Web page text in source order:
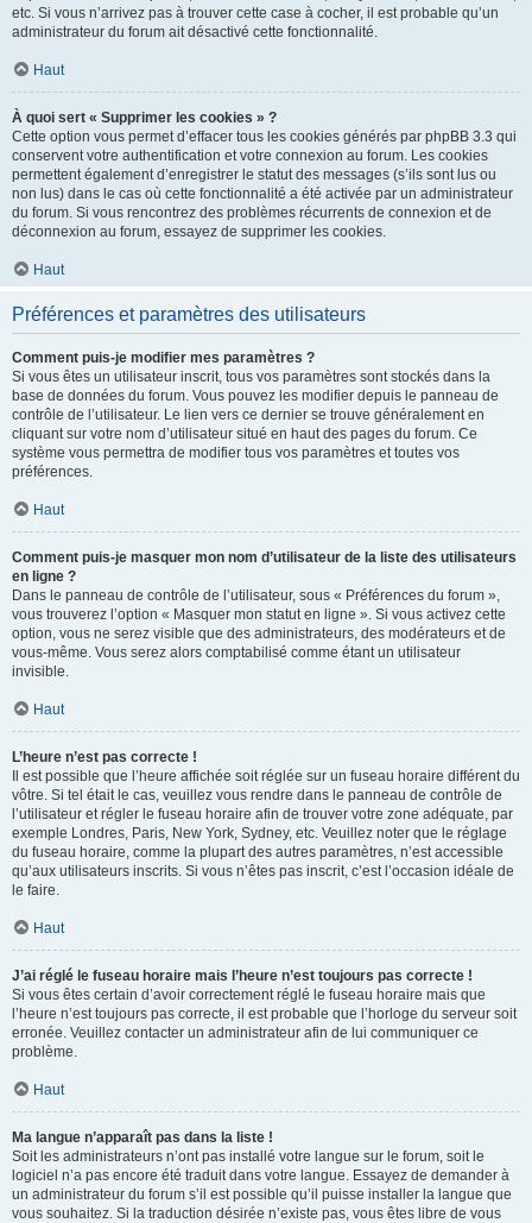
etc. Si vous n’arrivez pas à trouver cette case à cocher, il est probable qu’un
administrateur du forum ait désactivé cette fonctionnalité.
Haut
À quoi sert « Supprimer les cookies » ?
Cette option vous permet d’effacer tous les cookies générés par phpBB 3.3 qui
conservent votre authentification et votre connexion au forum. Les cookies
permettent également d’enregistrer le statut des messages (s’ils sont lus ou
non lus) dans le cas où cette fonctionnalité a été activée par un administrateur
du forum. Si vous rencontrez des problèmes récurrents de connexion et de
déconnexion au forum, essayez de supprimer les cookies.
Haut
Préférences et paramètres des utilisateurs
Comment puis-je modifier mes paramètres ?
Si vous êtes un utilisateur inscrit, tous vos paramètres sont stockés dans la
base de données du forum. Vous pouvez les modifier depuis le panneau de
contrôle de l’utilisateur. Le lien vers ce dernier se trouve généralement en
cliquant sur votre nom d’utilisateur situé en haut des pages du forum. Ce
système vous permettra de modifier tous vos paramètres et toutes vos
préférences.
Haut
Comment puis-je masquer mon nom d’utilisateur de la liste des utilisateurs
en ligne ?
Dans le panneau de contrôle de l’utilisateur, sous « Préférences du forum »,
vous trouverez l’option « Masquer mon statut en ligne ». Si vous activez cette
option, vous ne serez visible que des administrateurs, des modérateurs et de
vous-même. Vous serez alors comptabilisé comme étant un utilisateur
invisible.
Haut
L’heure n’est pas correcte !
Il est possible que l’heure affichée soit réglée sur un fuseau horaire différent du
vôtre. Si tel était le cas, veuillez vous rendre dans le panneau de contrôle de
l’utilisateur et régler le fuseau horaire afin de trouver votre zone adéquate, par
exemple Londres, Paris, New York, Sydney, etc. Veuillez noter que le réglage
du fuseau horaire, comme la plupart des autres paramètres, n’est accessible
qu’aux utilisateurs inscrits. Si vous n’êtes pas inscrit, c’est l’occasion idéale de
le faire.
Haut
J’ai réglé le fuseau horaire mais l’heure n’est toujours pas correcte !
Si vous êtes certain d’avoir correctement réglé le fuseau horaire mais que
l’heure n’est toujours pas correcte, il est probable que l’horloge du serveur soit
erronée. Veuillez contacter un administrateur afin de lui communiquer ce
problème.
Haut
Ma langue n’apparaît pas dans la liste !
Soit les administrateurs n’ont pas installé votre langue sur le forum, soit le
logiciel n’a pas encore été traduit dans votre langue. Essayez de demander à
un administrateur du forum s’il est possible qu’il puisse installer la langue que
vous souhaitez. Si la traduction désirée n’existe pas, vous êtes libre de vous